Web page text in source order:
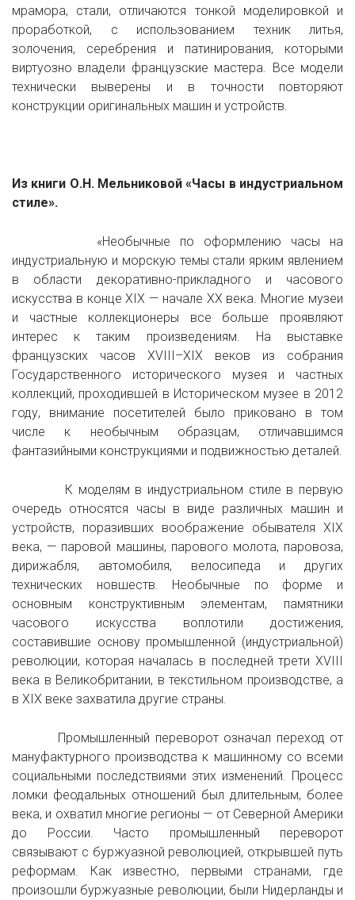
мрамора, стали, отличаются тонкой моделировкой и
проработкой, с использованием техник литья,
золочения, серебрения и патинирования, которыми
виртуозно владели французские мастера. Все модели
технически выверены и в точности повторяют
конструкции оригинальных машин и устройств.
Из книги О.Н. Мельниковой «Часы в индустриальном
стиле».
«Необычные по оформлению часы на
индустриальную и морскую темы стали ярким явлением
в области декоративно-прикладного и часового
искусства в конце XIX — начале XX века. Многие музеи
и частные коллекционеры все больше проявляют
интерес к таким произведениям. На выставке
французских часов XVIII–XIX веков из собрания
Государственного исторического музея и частных
коллекций, проходившей в Историческом музее в 2012
году, внимание посетителей было приковано в том
числе к необычным образцам, отличавшимся
фантазийными конструкциями и подвижностью деталей.
К моделям в индустриальном стиле в первую
очередь относятся часы в виде различных машин и
устройств, поразивших воображение обывателя XIX
века, — паровой машины, парового молота, паровоза,
дирижабля, автомобиля, велосипеда и других
технических новшеств. Необычные по форме и
основным конструктивным элементам, памятники
часового искусства воплотили достижения,
составившие основу промышленной (индустриальной)
революции, которая началась в последней трети ХVIII
века в Великобритании, в текстильном производстве, а
в ХIX веке захватила другие страны.
Промышленный переворот означал переход от
мануфактурного производства к машинному со всеми
социальными последствиями этих изменений. Процесс
ломки феодальных отношений был длительным, более
века, и охватил многие регионы — от Северной Америки
до России. Часто промышленный переворот
связывают с буржуазной революцией, открывшей путь
реформам. Как известно, первыми странами, где
произошли буржуазные революции, были Нидерланды и